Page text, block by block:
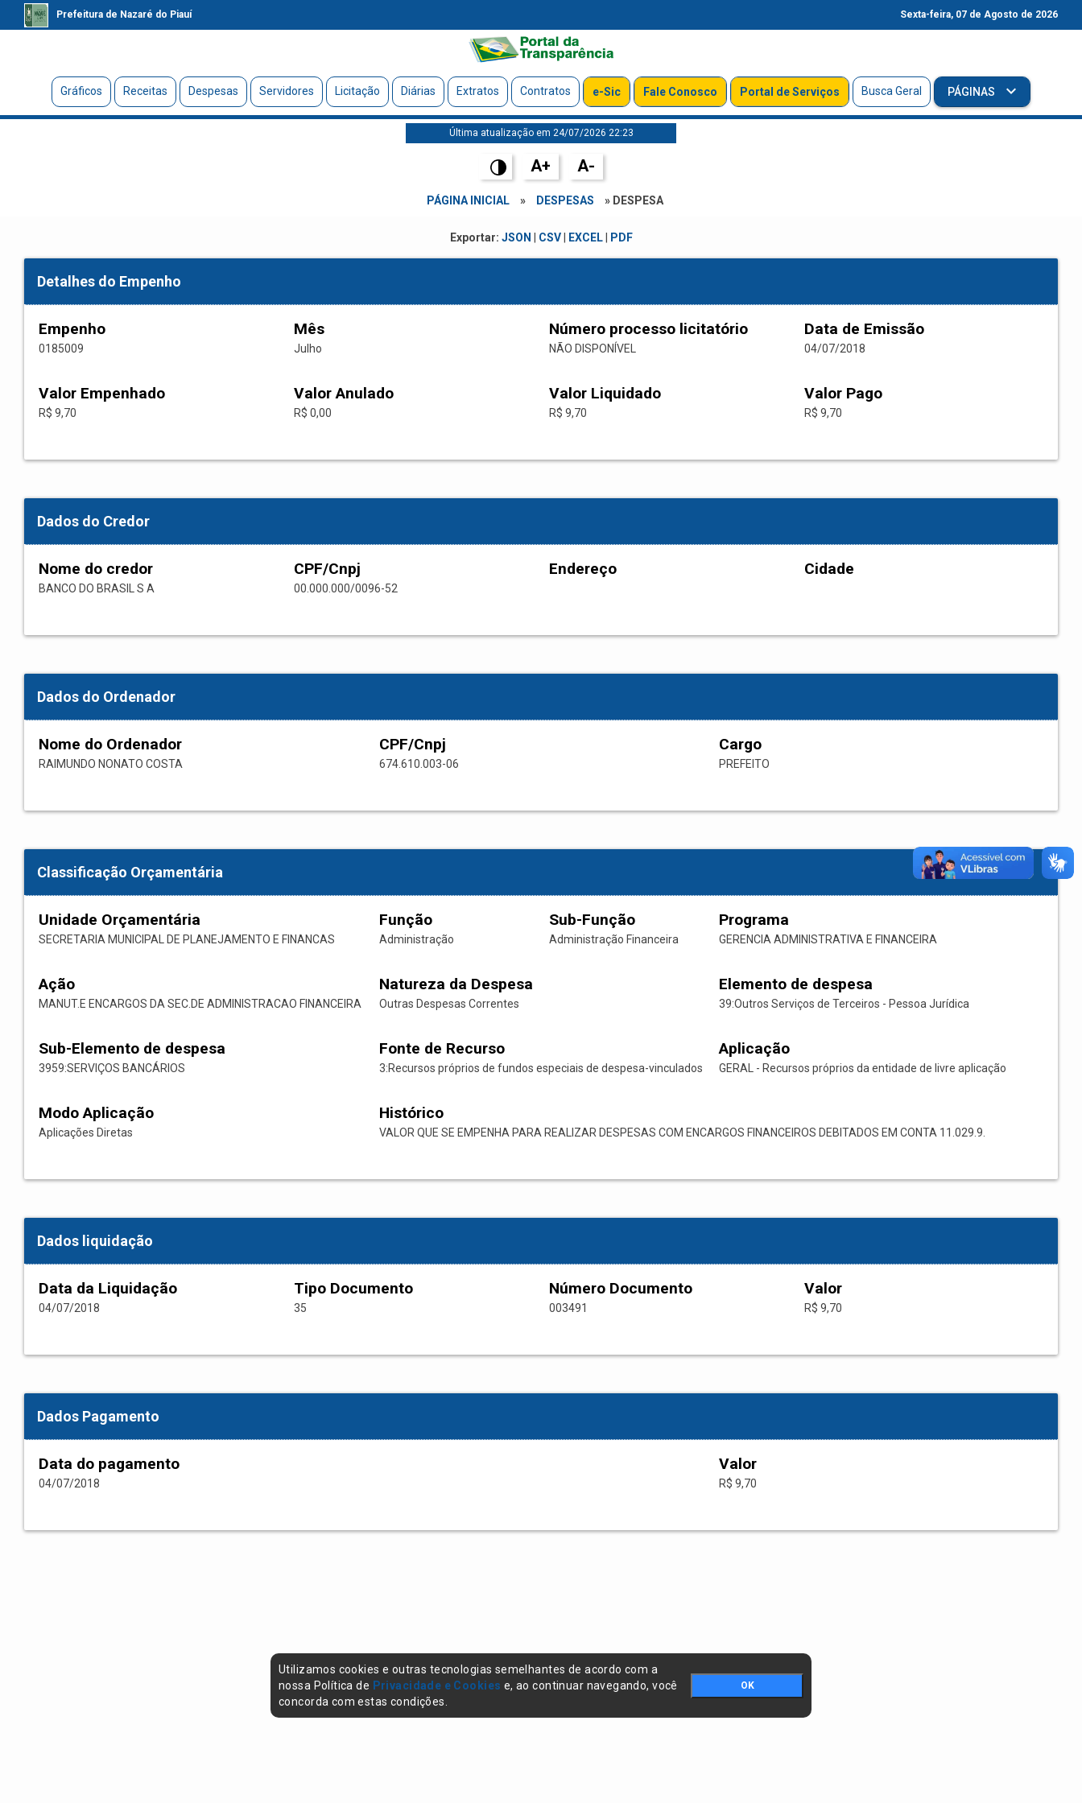
Prefeitura de Nazaré do Piauí Sexta-feira, 07 de Agosto de 2026
Gráficos Receitas Despesas Servidores Licitação Diárias Extratos Contratos e-Sic Fale Conosco Portal de Serviços Busca Geral PÁGINAS
Última atualização em 24/07/2026 22:23
A+ A-
PÁGINA INICIAL » DESPESAS » DESPESA
Exportar: JSON CSV| EXCEL| PDF
Detalhes do Empenho
Empenho
0185009
Mês
Julho
Número processo licitatório
NÃO DISPONÍVEL
Data de Emissão
04/07/2018
Valor Empenhado
R$ 9,70
Valor Anulado
R$ 0,00
Valor Liquidado
R$ 9,70
Valor Pago
R$ 9,70
Dados do Credor
Nome do credor
BANCO DO BRASIL S A
CPF/Cnpj
00.000.000/0096-52
Endereço Cidade
Dados do Ordenador
Nome do Ordenador
RAIMUNDO NONATO COSTA
CPF/Cnpj
674.610.003-06
Cargo
PREFEITO
Classificação Orçamentária
Unidade Orçamentária
SECRETARIA MUNICIPAL DE PLANEJAMENTO E FINANCAS
Função
Administração
Sub-Função
Administração Financeira
Programa
GERENCIA ADMINISTRATIVA E FINANCEIRA
Ação
MANUT.E ENCARGOS DA SEC.DE ADMINISTRACAO FINANCEIRA
Natureza da Despesa
Outras Despesas Correntes
Elemento de despesa
39:Outros Serviços de Terceiros - Pessoa Jurídica
Sub-Elemento de despesa
3959:SERVIÇOS BANCÁRIOS
Fonte de Recurso
3:Recursos próprios de fundos especiais de despesa-vinculados
Aplicação
GERAL - Recursos próprios da entidade de livre aplicação
Modo Aplicação
Aplicações Diretas
Histórico
VALOR QUE SE EMPENHA PARA REALIZAR DESPESAS COM ENCARGOS FINANCEIROS DEBITADOS EM CONTA 11.029.9.
Dados liquidação
Data da Liquidação
04/07/2018
Tipo Documento
35
Número Documento
003491
Valor
R$ 9,70
Dados Pagamento
Data do pagamento
04/07/2018
Valor
R$ 9,70
Utilizamos cookies e outras tecnologias semelhantes de acordo com a
nossa Política de Privacidade e Cookies e, ao continuar navegando, você
concorda com estas condições.
OK